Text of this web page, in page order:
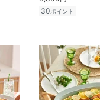
30ポイント